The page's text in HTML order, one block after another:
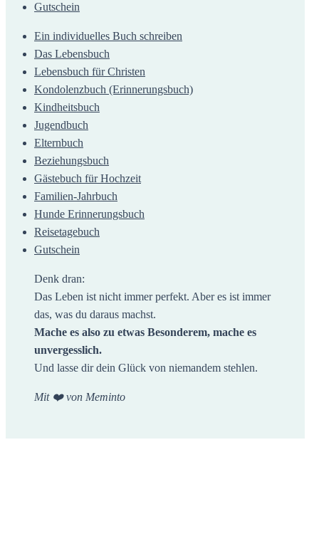
Gutschein
Ein individuelles Buch schreiben
Das Lebensbuch
Lebensbuch für Christen
Kondolenzbuch (Erinnerungsbuch)
Kindheitsbuch
Jugendbuch
Elternbuch
Beziehungsbuch
Gästebuch für Hochzeit
Familien-Jahrbuch
Hunde Erinnerungsbuch
Reisetagebuch
Gutschein
Denk dran:
Das Leben ist nicht immer perfekt. Aber es ist immer
das, was du daraus machst.
Mache es also zu etwas Besonderem, mache es
unvergesslich.
Und lasse dir dein Glück von niemandem stehlen.
Mit ❤️ von Meminto